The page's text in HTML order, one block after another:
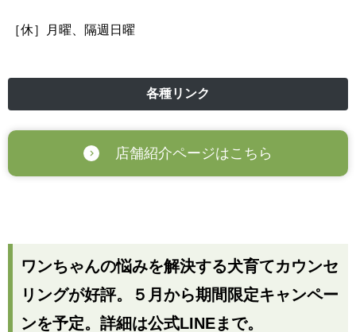
［休］月曜、隔週日曜
各種リンク
店舗紹介ページはこちら
ワンちゃんの悩みを解決する犬育てカウンセ
リングが好評。５月から期間限定キャンペー
ンを予定。詳細は公式LINEまで。